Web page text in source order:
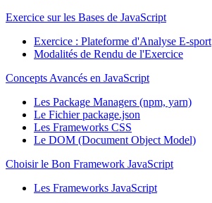
Exercice sur les Bases de JavaScript
Exercice : Plateforme d'Analyse E-sport
Modalités de Rendu de l'Exercice
Concepts Avancés en JavaScript
Les Package Managers (npm, yarn)
Le Fichier package.json
Les Frameworks CSS
Le DOM (Document Object Model)
Choisir le Bon Framework JavaScript
Les Frameworks JavaScript